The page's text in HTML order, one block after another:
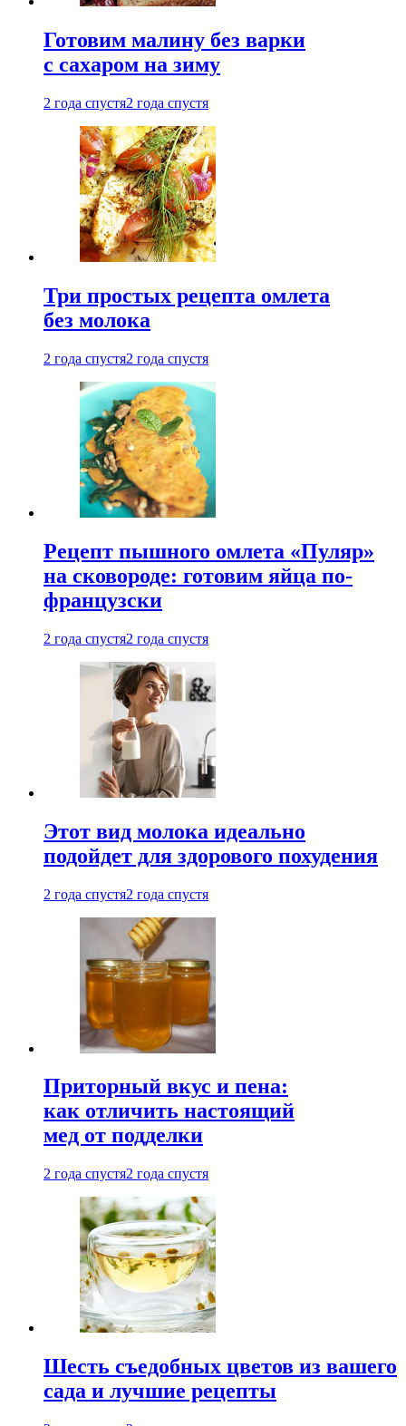
Готовим малину без варки
с сахаром на зиму
2 года спустя2 года спустя
Три простых рецепта омлета
без молока
2 года спустя2 года спустя
Рецепт пышного омлета «Пуляр»
на сковороде: готовим яйца по-
французски
2 года спустя2 года спустя
Этот вид молока идеально
подойдет для здорового похудения
2 года спустя2 года спустя
Приторный вкус и пена:
как отличить настоящий
мед от подделки
2 года спустя2 года спустя
Шесть съедобных цветов из вашего
сада и лучшие рецепты